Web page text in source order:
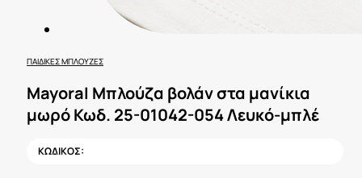
ΠΑΙΔΙΚΈΣ ΜΠΛΟΎΖΕΣ
Mayoral Μπλούζα βολάν στα μανίκια
μωρό Κωδ. 25-01042-054 Λευκό-μπλέ
ΚΩΔΙΚΟΣ: